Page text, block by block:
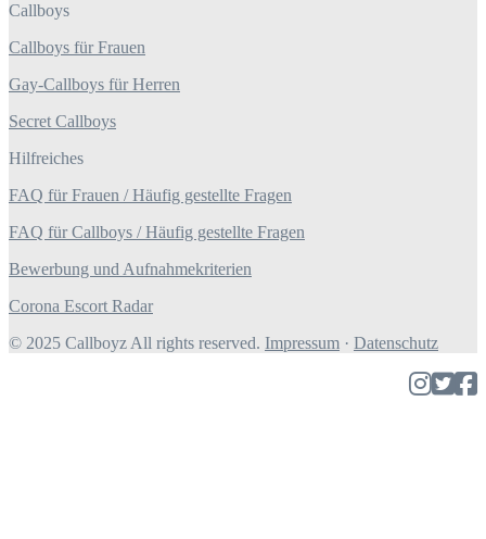
Callboys
Callboys für Frauen
Gay-Callboys für Herren
Secret Callboys
Hilfreiches
FAQ für Frauen / Häufig gestellte Fragen
FAQ für Callboys / Häufig gestellte Fragen
Bewerbung und Aufnahmekriterien
Corona Escort Radar
© 2025 Callboyz All rights reserved. Impressum · Datenschutz